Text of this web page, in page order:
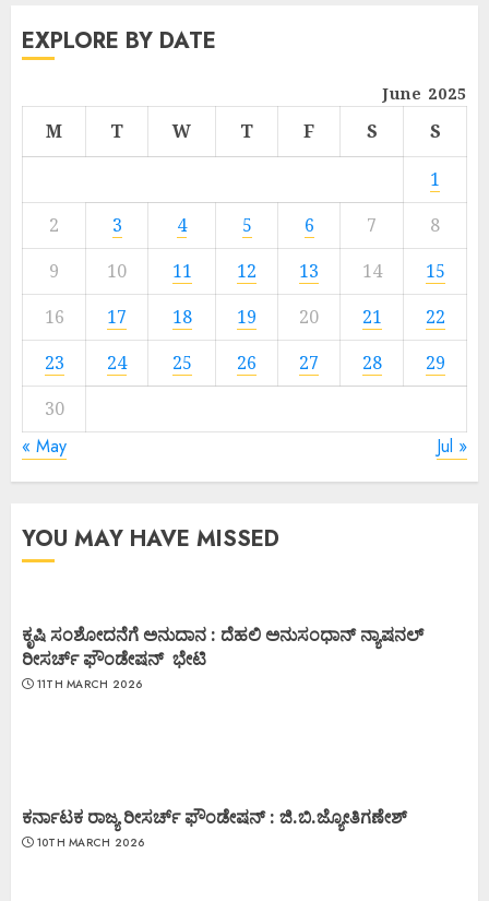
EXPLORE BY DATE
June 2025
M T W T F S
S
1
2
3 4 5 6 7
8
9
10 11 12 13 14
15
16
17 18 19 20 21
22
23
24 25 26 27 28
29
30
« May Jul »
YOU MAY HAVE MISSED
ಕೃಷಿ ಸಂಶೋದನೆಗೆ ಅನುದಾನ : ದೆಹಲಿ ಅನುಸಂಧಾನ್ ನ್ಯಾಷನಲ್
ರೀಸರ್ಚ್ ಫೌಂಡೇಷನ್ ಭೇಟಿ
11TH MARCH 2026
ಕರ್ನಾಟಕ ರಾಜ್ಯ ರೀಸರ್ಚ್ ಫೌಂಡೇಷನ್ : ಜಿ.ಬಿ.ಜ್ಯೋತಿಗಣೇಶ್
10TH MARCH 2026